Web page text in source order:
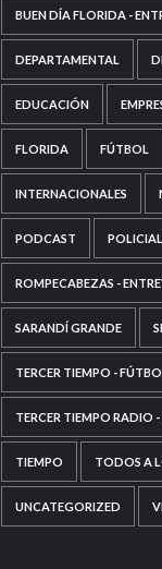
BUEN DÍA FLORIDA -
DEPARTAMENTAL
EDUCACIÓN
FLORIDA FÚTBOL
INTERNACIONALES
PODCAST
ROMPECABEZAS -
SARANDÍ GRANDE
TERCER TIEMPO -
TERCER TIEMPO RADIO -
TIEMPO TODOS A
UNCATEGORIZED